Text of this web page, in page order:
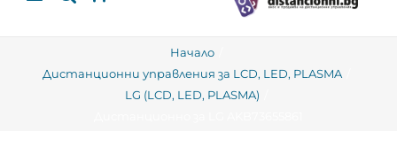
Начало
Дистанционни управления за LCD, LED, PLASMA
LG (LCD, LED, PLASMA)